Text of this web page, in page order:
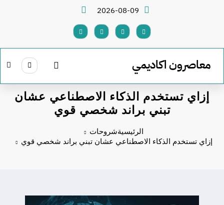
2026-08-09
معاصرون اكاديمي
إزاي تستخدم الذكاء الاصطناعي عشان
تبني براند شخصي قوي
الرئيسيةشروحات
إزاي تستخدم الذكاء الاصطناعي عشان تبني براند شخصي قوي